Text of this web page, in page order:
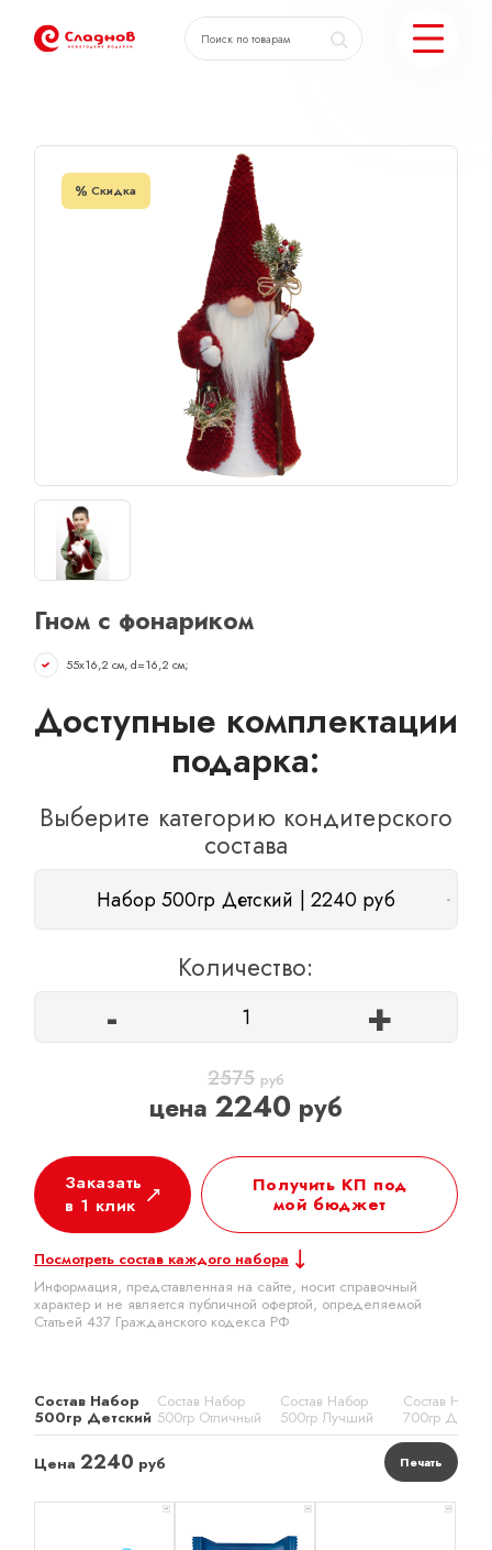
КАТАЛОГ ПОДАРКОВ
ПОДОБРАТЬ ПОДАРКИ
ДОСТАВКА И ОПЛАТА
ОТЗЫВЫ
КОНТАКТЫ
Каталог Гном с фонариком
Скидка
Гном с фонариком
55х16,2 см, d=16,2 см;
Доступные комплектации
подарка:
Выберите категорию кондитерского
состава
Набор 500гр Детский | 2240 руб
Количество:
- +
2575руб
цена 2240руб
Заказать
в 1 клик
Получить КП под
мой бюджет
Посмотреть состав каждого набора
Информация, представленная на сайте, носит справочный
характер и не является публичной офертой, определяемой
Статьей 437 Гражданского кодекса РФ
Состав Набор
500гр Детский
Состав Набор
500гр Отличный
Состав Набор
500гр Лучший
Состав Набор
700гр
Цена 2240 руб Печать
x 1 x 1 x 1